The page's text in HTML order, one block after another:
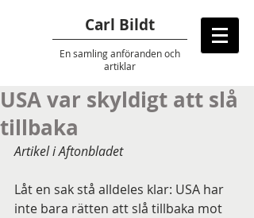
Carl Bildt
En samling anförandenoch
artiklar
USA var skyldigt att slå
tillbaka
Artikel i Aftonbladet
Låt en sak stå alldeles klar: USA har
inte bara rätten att slå tillbaka mot